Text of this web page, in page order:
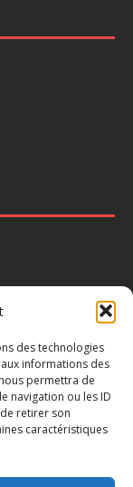
des technologies
informations des
permettra de
navigation ou les ID
retirer son
caractéristiques